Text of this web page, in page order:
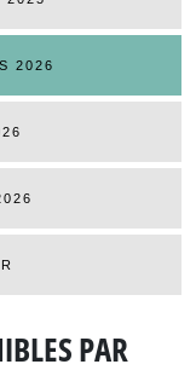
2026
PAR